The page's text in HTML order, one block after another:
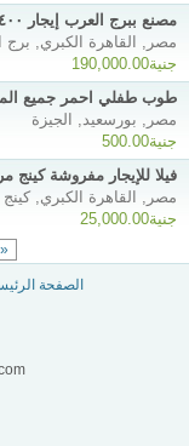
مصنع ببرج العرب إيجار ٤٠٠ الف لجميع الأنشطه تصنيع أو تخزين
مصر, القاهرة الكبري, برج
جنية190,000.00
طوب طفلي احمر جميع
مصر, بورسعيد, الجيزة
جنية500.00
فيلا للإيجار مفروشة
مصر, القاهرة الكبري,
جنية25,000.00
«
الصفحة